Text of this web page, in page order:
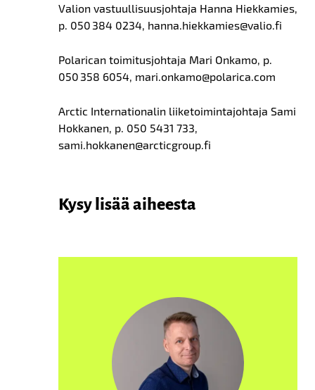
Valion vastuullisuusjohtaja Hanna Hiekkamies,
p. 050 384 0234, hanna.hiekkamies@valio.fi
Polarican toimitusjohtaja Mari Onkamo, p.
050 358 6054, mari.onkamo@polarica.com
Arctic Internationalin liiketoimintajohtaja Sami
Hokkanen, p. 050 5431 733,
sami.hokkanen@arcticgroup.fi
Kysy lisää aiheesta